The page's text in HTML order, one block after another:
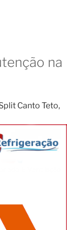
na
Canto Teto,